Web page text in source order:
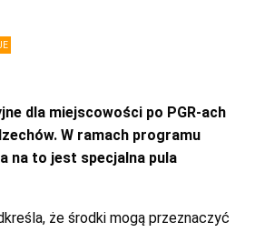
dla miejscowości po PGR-ach
W ramach programu
na to jest specjalna pula
że środki mogą przeznaczyć